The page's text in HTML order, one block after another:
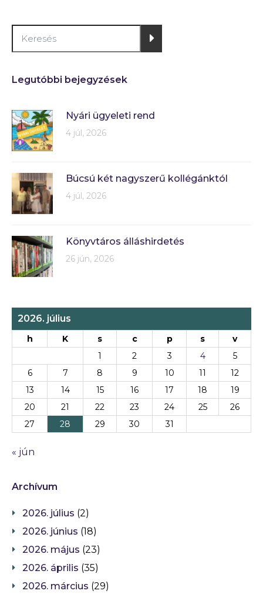
Legutóbbi bejegyzések
Nyári ügyeleti rend
4 júl, 2026
Búcsú két nagyszerű kollégánktól
4 júl, 2026
Könyvtáros álláshirdetés
26 jún, 2026
2026. július
h K s c p s
v
1
2 3 4
5
6
7 8 9 10 11
12
13
14 15 16 17 18
19
20
21 22 23 24 25
26
27
28 29 30 31
« jún
Archívum
2026. július (2)
2026. június (18)
2026. május (23)
2026. április (35)
2026. március (29)